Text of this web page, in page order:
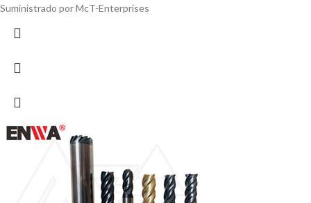
Suministrado por McT-Enterprises